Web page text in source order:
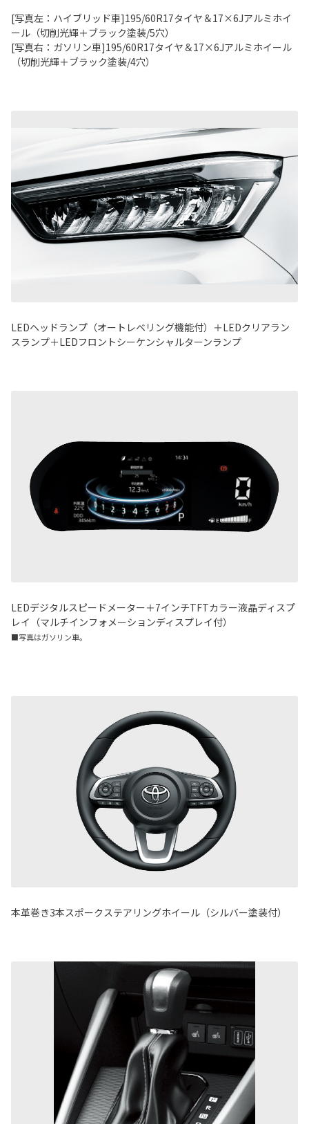
[写真左：ハイブリッド車]195/60R17タイヤ＆17×6Jアルミホイ
ール（切削光輝＋ブラック塗装/5穴）
[写真右：ガソリン車]195/60R17タイヤ＆17×6Jアルミホイール
（切削光輝＋ブラック塗装/4穴）
LEDヘッドランプ（オートレベリング機能付）＋LEDクリアラン
スランプ＋LEDフロントシーケンシャルターンランプ
LEDデジタルスピードメーター＋7インチTFTカラー液晶ディスプ
レイ（マルチインフォメーションディスプレイ付）
■写真はガソリン車。
本革巻き3本スポークステアリングホイール（シルバー塗装付）